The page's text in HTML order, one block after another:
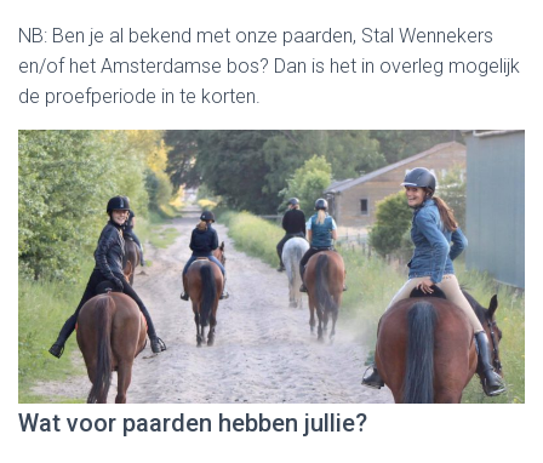
NB: Ben je al bekend met onze paarden, Stal Wennekers
en/of het Amsterdamse bos? Dan is het in overleg mogelijk
de proefperiode in te korten.
Wat voor paarden hebben jullie?